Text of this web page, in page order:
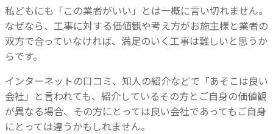
私どもにも「この業者がいい」とは一概に言い切れません。
なぜなら、工事に対する価値観や考え方がお施主様と業者の
双方で合っていなければ、満足のいく工事は難しいと思うか
らです。
インターネットの口コミ、知人の紹介などで「あそこは良い
会社」と言われても、 紹介しているその方とご自身の価値観
が異なる場合、その方にとっては良い会社であってもご自身
にとっては違うかもしれません。